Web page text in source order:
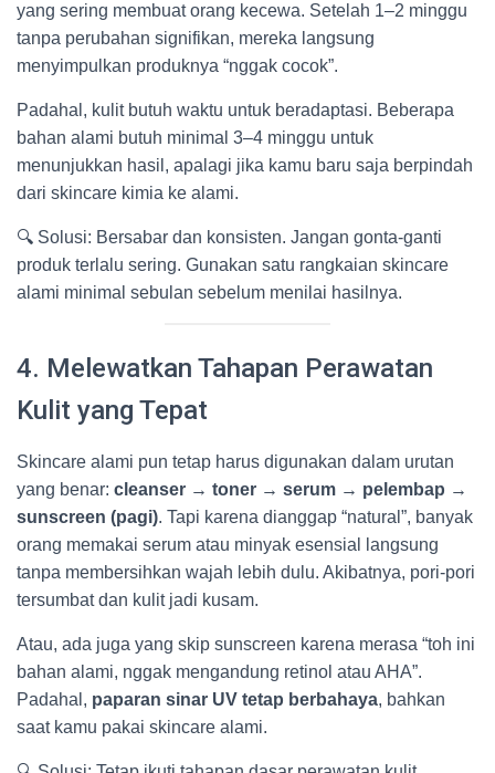
yang sering membuat orang kecewa. Setelah 1–2 minggu
tanpa perubahan signifikan, mereka langsung
menyimpulkan produknya “nggak cocok”.
Padahal, kulit butuh waktu untuk beradaptasi. Beberapa
bahan alami butuh minimal 3–4 minggu untuk
menunjukkan hasil, apalagi jika kamu baru saja berpindah
dari skincare kimia ke alami.
🔍 Solusi: Bersabar dan konsisten. Jangan gonta-ganti
produk terlalu sering. Gunakan satu rangkaian skincare
alami minimal sebulan sebelum menilai hasilnya.
4. Melewatkan Tahapan Perawatan
Kulit yang Tepat
Skincare alami pun tetap harus digunakan dalam urutan
yang benar: cleanser → toner → serum → pelembap →
sunscreen (pagi). Tapi karena dianggap “natural”, banyak
orang memakai serum atau minyak esensial langsung
tanpa membersihkan wajah lebih dulu. Akibatnya, pori-pori
tersumbat dan kulit jadi kusam.
Atau, ada juga yang skip sunscreen karena merasa “toh ini
bahan alami, nggak mengandung retinol atau AHA”.
Padahal, paparan sinar UV tetap berbahaya, bahkan
saat kamu pakai skincare alami.